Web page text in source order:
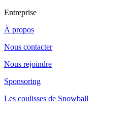
Entreprise
À propos
Nous contacter
Nous rejoindre
Sponsoring
Les coulisses de Snowball